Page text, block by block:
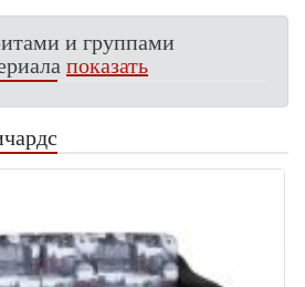
и группами
показать